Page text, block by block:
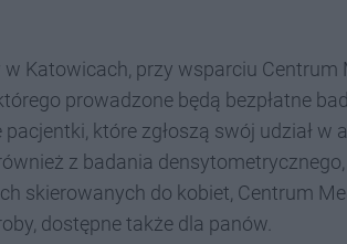
Katowicach, przy wsparciu Centrum
prowadzone będą bezpłatne
które zgłoszą swój udział w
z badania
skierowanych do kobiet, Centrum
dostępne także dla panów.